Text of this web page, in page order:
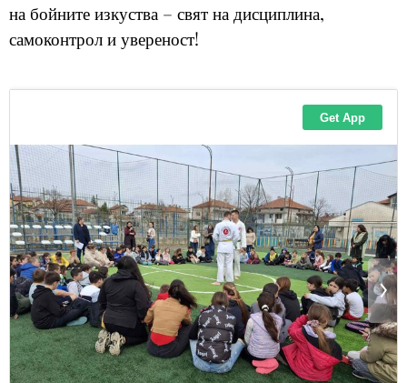
на бойните изкуства – свят на дисциплина,
самоконтрол и увереност!